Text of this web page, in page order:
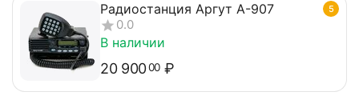
5
Радиостанция Аргут А-907
0.0
В наличии
20 90000 ₽